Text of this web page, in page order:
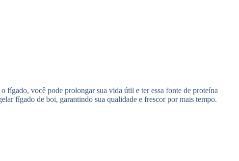
fígado, você pode prolongar sua vida útil e ter essa fonte de proteína
fígado de boi, garantindo sua qualidade e frescor por mais tempo.